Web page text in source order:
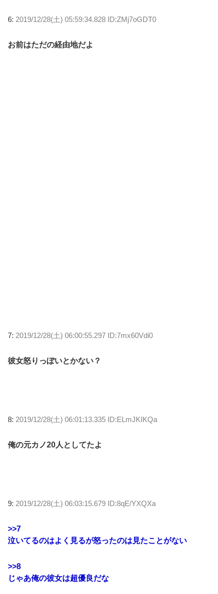
6: 2019/12/28(土) 05:59:34.828 ID:ZMj7oGDT0
お前はただの経由地だよ
7: 2019/12/28(土) 06:00:55.297 ID:7mx60Vdi0
彼女怒りっぽいとかない？
8: 2019/12/28(土) 06:01:13.335 ID:ELmJKIKQa
俺の元カノ20人としてたよ
9: 2019/12/28(土) 06:03:15.679 ID:8qE/YXQXa
>>7
泣いてるのはよく見るが怒ったのは見たことがない
>>8
じゃあ俺の彼女は超優良だな